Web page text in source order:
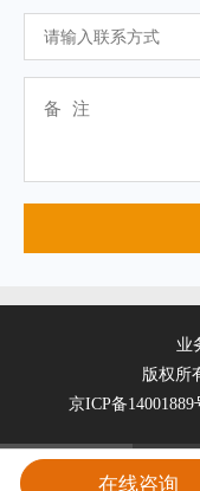
业
版权所
京ICP备14001889
在线咨询